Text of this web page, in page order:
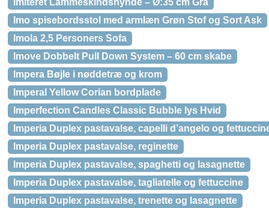
Imiteret Lammeskindshynde – Ø:35 cm Grå
Imo spisebordsstol med armlæn Grøn Stof og Sort Ask
Imola 2,5 Personers Sofa
Imove Dobbelt Pull Down System – 60 cm skabe
Impera Bøjle i nøddetræ og krom
Imperal Yellow Corian bordplade
Imperfection Candles Classic Bubble lys Hvid
Imperia Duplex pastavalse, capelli d’angelo og
Imperia Duplex pastavalse, reginette
Imperia Duplex pastavalse, spaghetti og lasagnette
Imperia Duplex pastavalse, tagliatelle og fettuccine
Imperia Duplex pastavalse, trenette og lasagnette